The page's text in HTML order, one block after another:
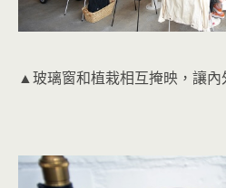
▲玻璃窗和植栽相互掩映，讓內